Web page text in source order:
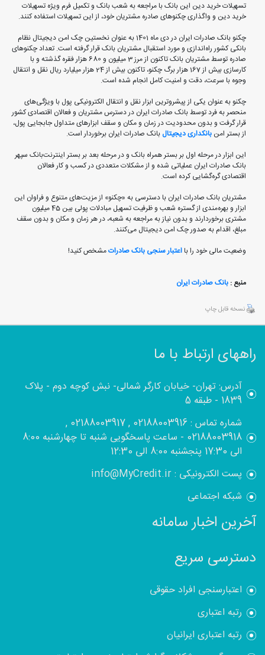
تسهیلات خرید دین این بانک با مراجعه به شعب بانک و تکمیل فرم ویژه تسهیلات
خرید دین و واگذاری چکنوهای صادره مشتریان خود، از این تسهیلات استفاده کنند.
چکنو بانک صادرات ایران در دی ماه 1401 به عنوان نخستین چک امن دیجیتال نظام
بانکی کشور راه‌اندازی و مورد استقبال مشتریان بانک قرار گرفته است. تعداد چکنوهای
صادره توسط مشتریان بانک تاکنون از مرز 3 میلیون و 680 هزار فقره گذشته و با
کارسازی بیش از 167 هزار برگ چکنو، تاکنون بیش از 24 هزار میلیارد ریال نقل و انتقال
وجوه با سرعت، دقت و امنیت کامل انجام شده است.
چکنو به عنوان یکی از پیشروترین ابزار نقل و انتقال الکترونیکی پول با ویژگی‌های
منحصر به فرد توسط بانک صادرات ایران در دسترس مشتریان و فعالان اقتصادی کشور
قرار گرفت و بدون محدودیت در زمان و مکان و سقف ابزارهای متداول جابجایی پول،
از بستر امن بانکداری دیجیتال بانک صادرات ایران برخوردار است.
این ابزار در مرحله اول بر بستر همراه بانک و در مرحله بعد بر بستر اینترنت‌بانک سپهر
بانک صادرات ایران عملیاتی شده و از مشکلات متعددی در کسب و کار فعالان
اقتصادی گره‌گشایی کرده است.
مشتریان بانک صادرات ایران با دسترسی به «چکنو» از مزیت‌های متنوع و فراوان این
ابزار و بهره‌مندی از گستره شعب و ظرفیت تسهیل مبادلات پولی بین 45 میلیون
مشتری برخوردارند و بدون نیاز به مراجعه به شعبه، در هر زمان و مکان و بدون سقف
مبلغ، اقدام به صدور چک امن دیجیتال می‌کنند.​
وضعیت مالی خود را بااعتبار سنجی بانک صادراتمشخص کنید!
منبع : بانک صادرات ایران
نسخه قابل چاپ
راههای ارتباط با ما
آدرس: تهران- خیابان کارگر شمالی- نبش کوچه دوم - پلاک
1839 - طبقه 5
شماره تماس : 02188003916 , 02188003917 ,
02188003918 - ساعت پاسخگویی شنبه تا چهارشنبه 8:00
الی 17:30 پنجشنبه 8:00 الی 12:30
پست الکترونیکی : info@MyCredit.ir
شبکه اجتماعی
آخرین اخبار سامانه
دسترسی سریع
اعتبارسنجی افراد حقوقی
رتبه اعتباری
رتبه اعتباری ایرانیان